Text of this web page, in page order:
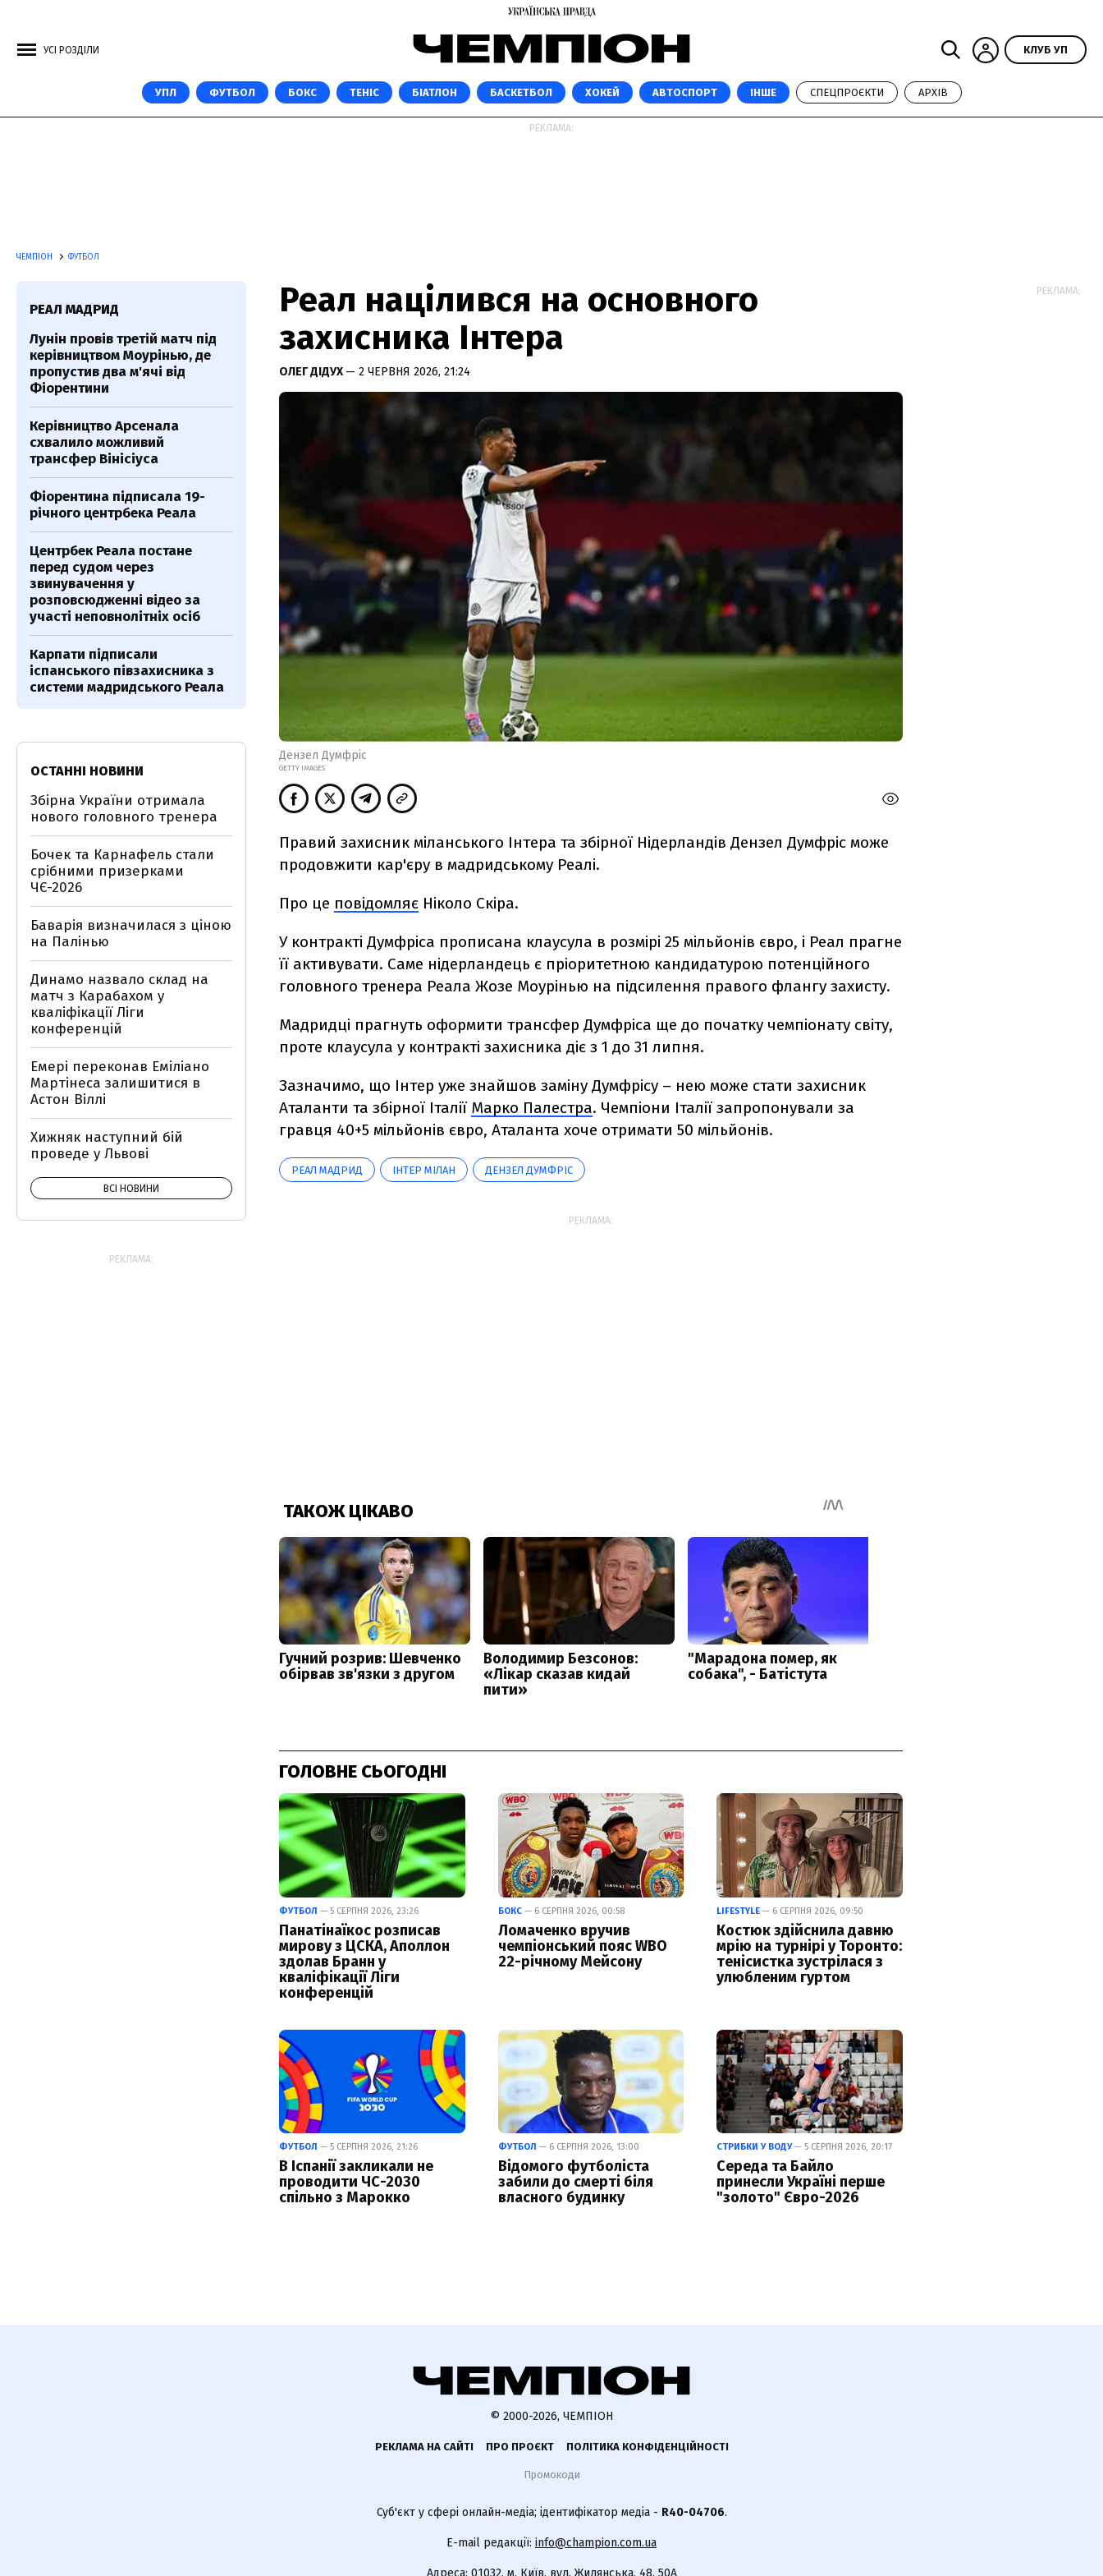
УСІ РОЗДІЛИ КЛУБ УП
УПЛ ФУТБОЛ БОКС ТЕНІС БІАТЛОН БАСКЕТБОЛ ХОКЕЙ АВТОСПОРТ ІНШЕ СПЕЦПРОЄКТИ АРХІВ
РЕКЛАМА:
ЧЕМПІОН ФУТБОЛ
Реал націлився на основного
захисника Інтера
ОЛЕГ ДІДУХ — 2 ЧЕРВНЯ 2026, 21:24
Дензел Думфріс
GETTY IMAGES
Правий захисник міланського Інтера та збірної Нідерландів Дензел Думфріс може
продовжити кар'єру в мадридському Реалі.
Про це повідомляє Ніколо Скіра.
У контракті Думфріса прописана клаусула в розмірі 25 мільйонів євро, і Реал прагне
її активувати. Саме нідерландець є пріоритетною кандидатурою потенційного
головного тренера Реала Жозе Моурінью на підсилення правого флангу захисту.
Мадридці прагнуть оформити трансфер Думфріса ще до початку чемпіонату світу,
проте клаусула у контракті захисника діє з 1 до 31 липня.
Зазначимо, що Інтер уже знайшов заміну Думфрісу – нею може стати захисник
Аталанти та збірної Італії Марко Палестра. Чемпіони Італії запропонували за
гравця 40+5 мільйонів євро, Аталанта хоче отримати 50 мільйонів.
РЕАЛ МАДРИД ІНТЕР МІЛАН ДЕНЗЕЛ ДУМФРІС
РЕКЛАМА:
ГОЛОВНЕ СЬОГОДНІ
ФУТБОЛ — 5 СЕРПНЯ 2026, 23:26
Панатінаїкос розписав
мирову з ЦСКА, Аполлон
здолав Бранн у
кваліфікації Ліги
конференцій
БОКС— 6 СЕРПНЯ 2026, 00:58
Ломаченко вручив
чемпіонський пояс WBO
22-річному Мейсону
LIFESTYLE — 6 СЕРПНЯ 2026, 09:50
Костюк здійснила давню
мрію на турнірі у Торонто:
тенісистка зустрілася з
улюбленим гуртом
ФУТБОЛ — 5 СЕРПНЯ 2026, 21:26
В Іспанії закликали не
проводити ЧС-2030
спільно з Марокко
ФУТБОЛ — 6 СЕРПНЯ 2026, 13:00
Відомого футболіста
забили до смерті біля
власного будинку
СТРИБКИ У ВОДУ— 5 СЕРПНЯ 2026, 20:17
Середа та Байло
принесли Україні перше
"золото" Євро-2026
РЕАЛ МАДРИД
Лунін провів третій матч під
керівництвом Моурінью, де
пропустив два м'ячі від
Фіорентини
Керівництво Арсенала
схвалило можливий
трансфер Вінісіуса
Фіорентина підписала 19-
річного центрбека Реала
Центрбек Реала постане
перед судом через
звинувачення у
розповсюдженні відео за
участі неповнолітніх осіб
Карпати підписали
іспанського півзахисника з
системи мадридського Реала
ОСТАННІ НОВИНИ
Збірна України отримала
нового головного тренера
Бочек та Карнафель стали
срібними призерками
ЧЄ-2026
Баварія визначилася з ціною
на Палінью
Динамо назвало склад на
матч з Карабахом у
кваліфікації Ліги
конференцій
Емері переконав Еміліано
Мартінеса залишитися в
Астон Віллі
Хижняк наступний бій
проведе у Львові
ВСІ НОВИНИ
РЕКЛАМА:
РЕКЛАМА:
© 2000-2026, ЧЕМПІОН
РЕКЛАМА НА САЙТІ ПРО ПРОЄКТ ПОЛІТИКА КОНФІДЕНЦІЙНОСТІ
Промокоди
Суб'єкт у сфері онлайн-медіа; ідентифікатор медіа - R40-04706.
E-mail редакції: info@champion.com.ua